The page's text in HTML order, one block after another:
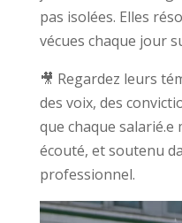
pas isolées. Elles
vécues chaque jour
🎥 Regardez leurs
des voix, des
que chaque salarié.e
écouté, et soutenu
professionnel.
Lecteur